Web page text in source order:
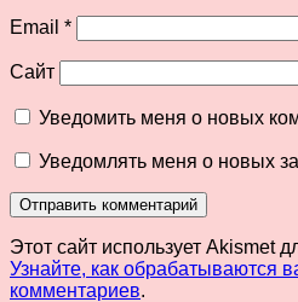
Email *
Сайт
Уведомить меня о новых
Уведомлять меня о новых
Этот сайт использует Akismet
Узнайте, как обрабатываются
комментариев.